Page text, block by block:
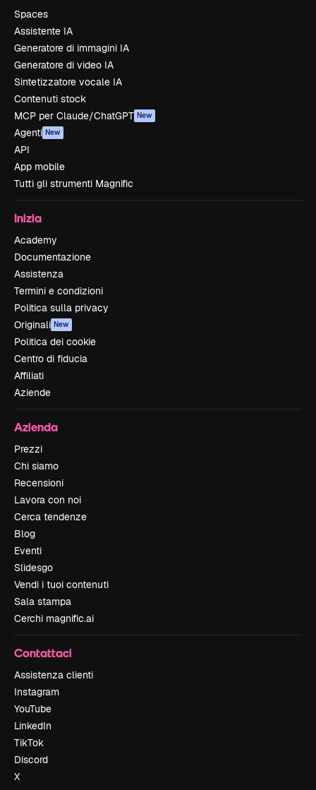
Spaces
Assistente IA
Generatore di immagini IA
Generatore di video IA
Sintetizzatore vocale IA
Contenuti stock
MCP per Claude/ChatGPT New
Agenti New
API
App mobile
Tutti gli strumenti Magnific
Inizia
Academy
Documentazione
Assistenza
Termini e condizioni
Politica sulla privacy
Originali New
Politica dei cookie
Centro di fiducia
Affiliati
Aziende
Azienda
Prezzi
Chi siamo
Recensioni
Lavora con noi
Cerca tendenze
Blog
Eventi
Slidesgo
Vendi i tuoi contenuti
Sala stampa
Cerchi magnific.ai
Contattaci
Assistenza clienti
Instagram
YouTube
LinkedIn
TikTok
Discord
X